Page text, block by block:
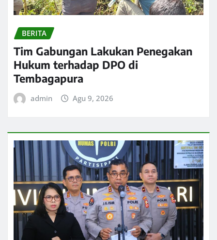
BERITA
Tim Gabungan Lakukan Penegakan
Hukum terhadap DPO di
Tembagapura
admin Agu 9, 2026